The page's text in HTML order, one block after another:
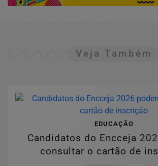
Veja Também
EDUCAÇÃO
Candidatos do Encceja
consultar o cartão de